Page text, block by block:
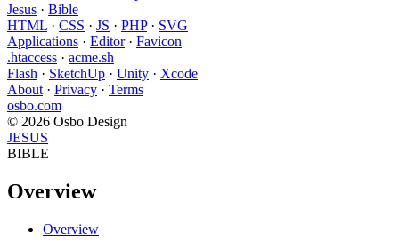
Jesus · Bible
HTML · CSS · JS · PHP· SVG
Applications · Editor· Favicon
.htaccess · acme.sh
Flash · SketchUp · Unity · Xcode
About · Privacy · Terms
osbo.com
© 2026 Osbo Design
JESUS
BIBLE
Overview
Overview